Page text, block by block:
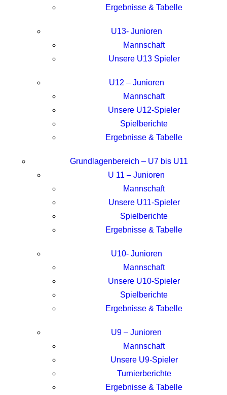
Ergebnisse & Tabelle
U13- Junioren
Mannschaft
Unsere U13 Spieler
U12 – Junioren
Mannschaft
Unsere U12-Spieler
Spielberichte
Ergebnisse & Tabelle
Grundlagenbereich – U7 bis U11
U 11 – Junioren
Mannschaft
Unsere U11-Spieler
Spielberichte
Ergebnisse & Tabelle
U10- Junioren
Mannschaft
Unsere U10-Spieler
Spielberichte
Ergebnisse & Tabelle
U9 – Junioren
Mannschaft
Unsere U9-Spieler
Turnierberichte
Ergebnisse & Tabelle